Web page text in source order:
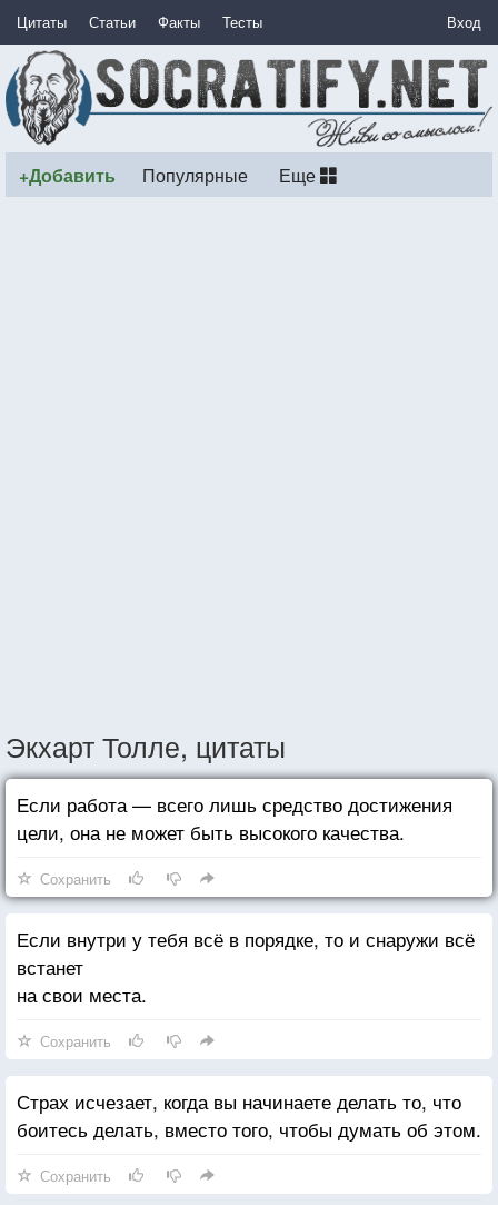
Цитаты Статьи Факты Тесты Вход
+Добавить Популярные Еще
Экхарт Толле, цитаты
Если работа — всего лишь средство достижения
цели, она не может быть высокого качества.
Сохранить
Если внутри у тебя всё в порядке, то и снаружи всё
встанет
на свои места.
Сохранить
Страх исчезает, когда вы начинаете делать то, что
боитесь делать, вместо того, чтобы думать об этом.
Сохранить